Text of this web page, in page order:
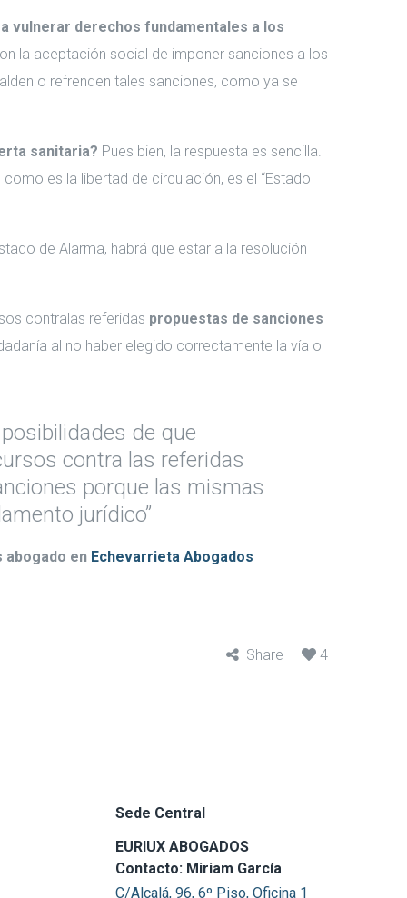
vulnerar derechos fundamentales a los
la aceptación social de imponer sanciones a los
o refrenden tales sanciones, como ya se
sanitaria? Pues bien, la respuesta es sencilla.
es la libertad de circulación, es el “Estado
de Alarma, habrá que estar a la resolución
contralas referidas propuestas de sanciones
al no haber elegido correctamente la vía o
de que
contra las referidas
porque las mismas
jurídico”
abogado en Echevarrieta Abogados
Share 4
Sede Central
EURIUX ABOGADOS
Contacto: Miriam García
C/Alcalá, 96, 6º Piso, Oficina 1